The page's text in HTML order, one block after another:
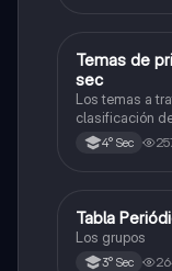
Química
Temas de
sec
Los temas a
clasificación
y los óxidos
4° Sec
Química
Tabla
Los grupos
3° Sec